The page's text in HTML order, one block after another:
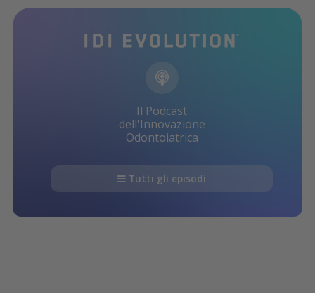
Il Podcast
dell'Innovazione
Odontoiatrica
Tutti gli episodi